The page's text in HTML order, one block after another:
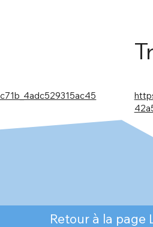
Retour à la page